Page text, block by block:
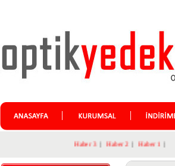
Haber 3|Haber 2|Haber 1|